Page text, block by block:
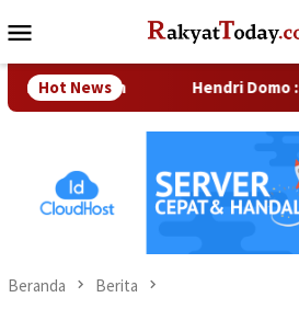
ke
Mobile
Hot News Hendri Domo :
Beranda Berita